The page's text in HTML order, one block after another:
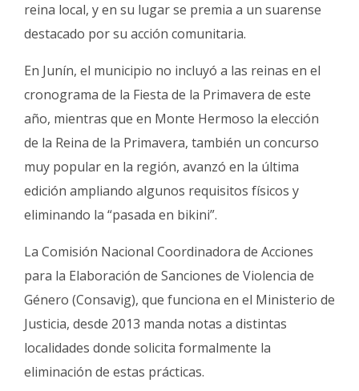
reina local, y en su lugar se premia a un suarense
destacado por su acción comunitaria.
En Junín, el municipio no incluyó a las reinas en el
cronograma de la Fiesta de la Primavera de este
año, mientras que en Monte Hermoso la elección
de la Reina de la Primavera, también un concurso
muy popular en la región, avanzó en la última
edición ampliando algunos requisitos físicos y
eliminando la “pasada en bikini”.
La Comisión Nacional Coordinadora de Acciones
para la Elaboración de Sanciones de Violencia de
Género (Consavig), que funciona en el Ministerio de
Justicia, desde 2013 manda notas a distintas
localidades donde solicita formalmente la
eliminación de estas prácticas.